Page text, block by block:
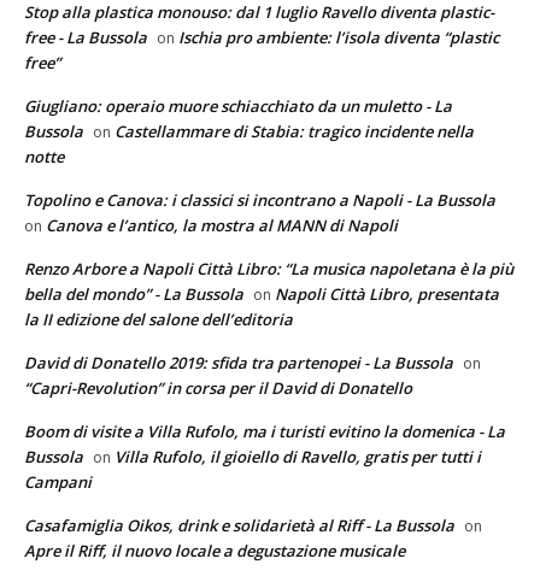
Stop alla plastica monouso: dal 1 luglio Ravello diventa plastic-
free - La Bussola on Ischia pro ambiente: l’isola diventa “plastic
free”
Giugliano: operaio muore schiacchiato da un muletto - La
Bussola on Castellammare di Stabia: tragico incidente nella
notte
Topolino e Canova: i classici si incontrano a Napoli - La Bussola
on Canova e l’antico, la mostra al MANN di Napoli
Renzo Arbore a Napoli Città Libro: “La musica napoletana è la più
bella del mondo” - La Bussola on Napoli Città Libro, presentata
la II edizione del salone dell’editoria
David di Donatello 2019: sfida tra partenopei - La Bussola on
“Capri-Revolution” in corsa per il David di Donatello
Boom di visite a Villa Rufolo, ma i turisti evitino la domenica - La
Bussola on Villa Rufolo, il gioiello di Ravello, gratis per tutti i
Campani
Casafamiglia Oikos, drink e solidarietà al Riff - La Bussola on
Apre il Riff, il nuovo locale a degustazione musicale